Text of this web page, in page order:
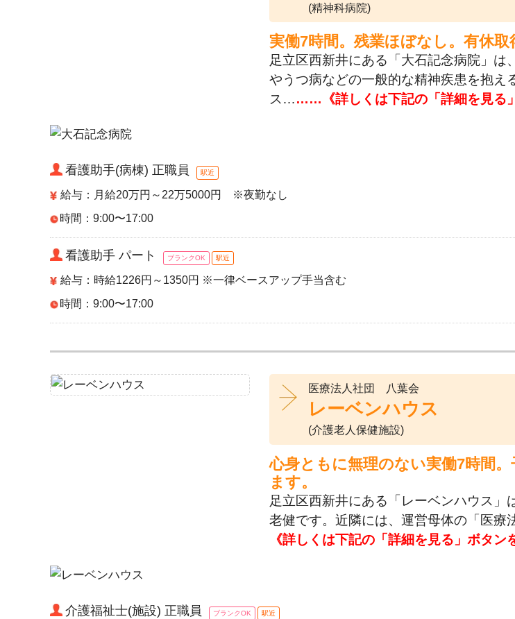
(精神科病院)
実働7時間。残業ほぼなし。有休
足立区西新井にある「大石記念病院」
やうつ病などの一般的な精神疾患を抱え
ス………《詳しくは下記の「詳細を見る
看護助手(病棟) 正職員 駅近
給与：月給20万円～22万5000円 ※夜勤なし
時間：9:00〜17:00
看護助手 パート ブランクOK 駅近
給与：時給1226円～1350円 ※一律ベースアップ手当含む
時間：9:00〜17:00
医療法人社団 八葉会
レーベンハウス
(介護老人保健施設)
心身ともに無理のない実働7時間
ます。
足立区西新井にある「レーベンハウス
老健です。近隣には、運営母体の「医
《詳しくは下記の「詳細を見る」ボタン
介護福祉士(施設) 正職員 ブランクOK 駅近